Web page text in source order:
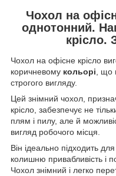
Чохол на
однотонний.
крісло.
Чохол на офісне крісло
коричневому кольорі, що
строгого вигляду.
Цей знімний чохол,
крісло, забезпечує не
плям і пилу, але й
вигляд робочого місця.
Він ідеально підходить
колишню привабливість і
Чохол знімний і легко